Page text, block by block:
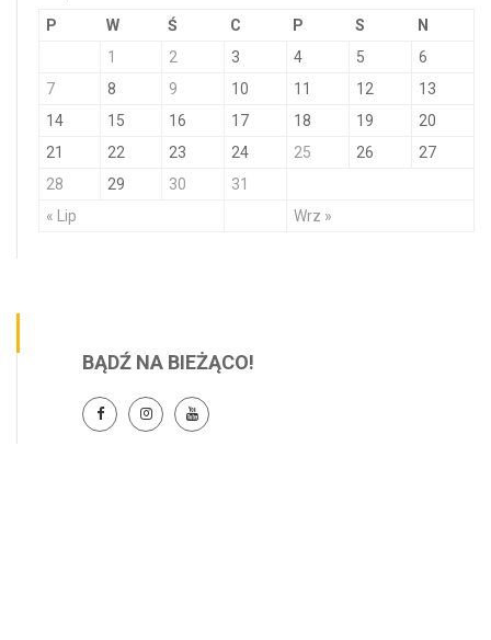
P W Ś C P S N
« Lip Wrz »
1 2 3 4 5
6
7
8 9 10 11 12
13
14
15 16 17 18 19
20
21
22 23 24 25 26
27
28
29 30 31
BĄDŹ NA BIEŻĄCO!